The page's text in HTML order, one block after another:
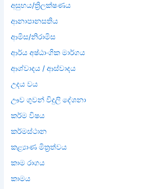
අසුභය/ත්‍රිලක්ෂණය
ආනාපානසතිය
ආමිස/නිරාමිස
ආර්ය අෂ්ඨාංගික මාර්ගය
ආශ්වාදය / ආස්වාදය
උදය වය
ඌව ගුවන් විදුලි දේශනා
කර්ම විෂය
කර්මස්ථාන
කළ්‍යාණ මිත්‍රත්වය
කාම රාගය
කාමය